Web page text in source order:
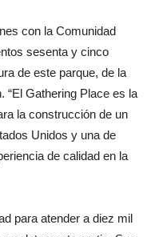
con la Comunidad
sesenta y cinco
de este parque, de la
“El Gathering Place es la
la construcción de un
Unidos y una de
de calidad en la
para atender a diez mil